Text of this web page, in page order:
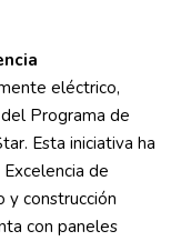
eléctrico,
Programa de
Esta iniciativa ha
de
y construcción
con paneles